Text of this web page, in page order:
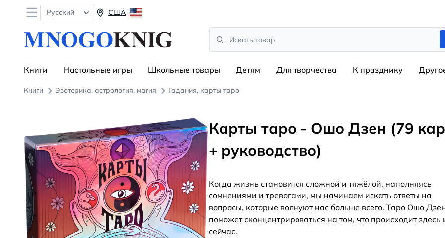
Open menu
Русский США
Search
Книги Настольные игры Школьные товары Детям Для творчества К празднику
Книги Эзотерика, астрология, магия Гадания, карты таро
Карты таро - Ошо Дзен (79
+ руководство)
Когда жизнь становится сложной и тяжёлой, наполняясь
сомнениями и тревогами, мы начинаем искать ответы на
вопросы, которые волнуют нас больше всего. Таро Ошо
поможет сконцентрироваться на том, что происходит здесь
сейчас.